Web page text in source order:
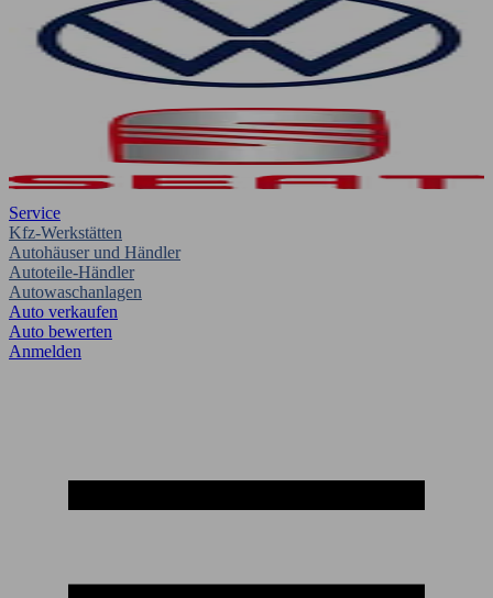
Service
Kfz-Werkstätten
Autohäuser und Händler
Autoteile-Händler
Autowaschanlagen
Auto verkaufen
Auto bewerten
Anmelden